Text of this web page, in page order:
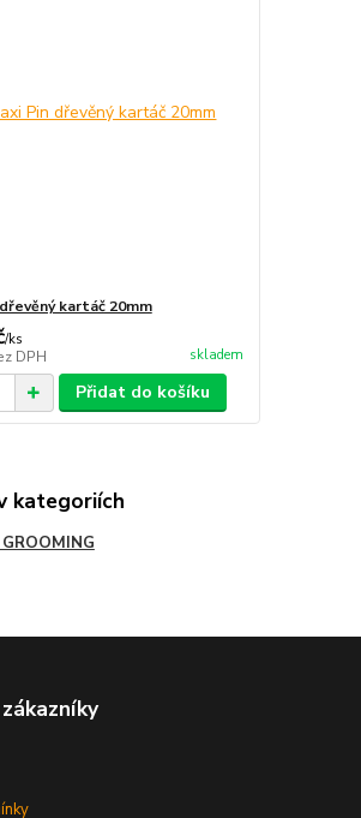
kartáč 20mm
/ks
DPH skladem
Přidat do košíku
kategoriích